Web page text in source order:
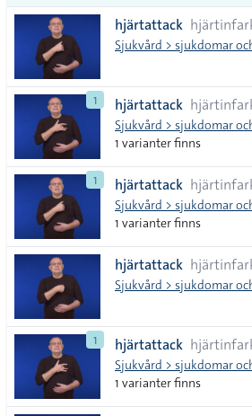
alla i
lista
hjärtattack
Sjukvård > sjukdomar
1 hjärtattack
Sjukvård > sjukdomar
1 varianter finns
1 hjärtattack
Sjukvård > sjukdomar
1 varianter finns
hjärtattack
Sjukvård > sjukdomar
1 hjärtattack
Sjukvård > sjukdomar
1 varianter finns